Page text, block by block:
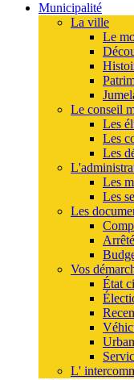
Municipalité
La ville
Le
Le conseil
Les
Les
Les
Les
Les
Les
Vos
État
L'